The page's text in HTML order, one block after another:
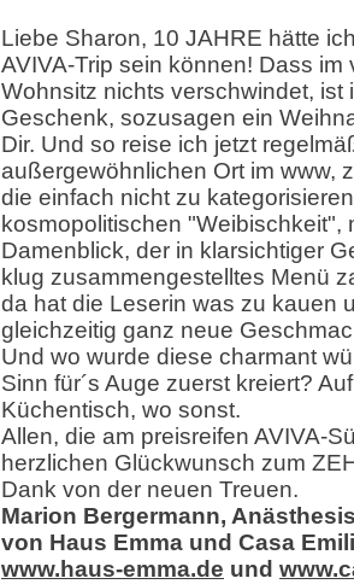
Liebe Sharon, 10 JAHRE hätte
AVIVA-Trip sein können! Dass im
Wohnsitz nichts verschwindet, ist
Geschenk, sozusagen ein
Dir. Und so reise ich jetzt
außergewöhnlichen Ort im www,
die einfach nicht zu
kosmopolitischen "Weibischkeit",
Damenblick, der in klarsichtiger
klug zusammengestelltes Menü
da hat die Leserin was zu kauen
gleichzeitig ganz neue
Und wo wurde diese charmant
Sinn für´s Auge zuerst kreiert?
Küchentisch, wo sonst.
Allen, die am preisreifen AVIVA-
herzlichen Glückwunsch zum
Dank von der neuen Treuen.
Marion Bergermann,
von Haus Emma und Casa
www.haus-emma.de und